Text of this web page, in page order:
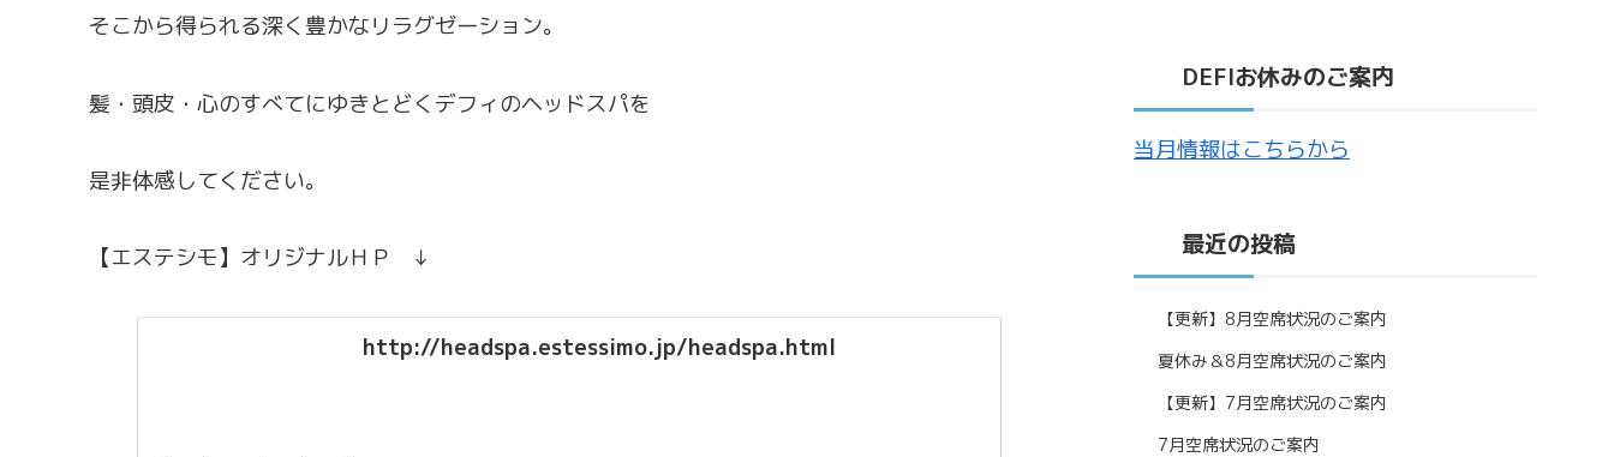
そこから得られる深く豊かなリラグゼーション。
髪・頭皮・心のすべてにゆきとどくデフィのヘッドスパを
是非体感してください。
【エステシモ】オリジナルＨＰ ↓
http://headspa.estessimo.jp/headspa.html
DEFIお休みのご案内
当月情報はこちらから
最近の投稿
【更新】8月空席状況のご案内
夏休み＆8月空席状況のご案内
【更新】7月空席状況のご案内
7月空席状況のご案内